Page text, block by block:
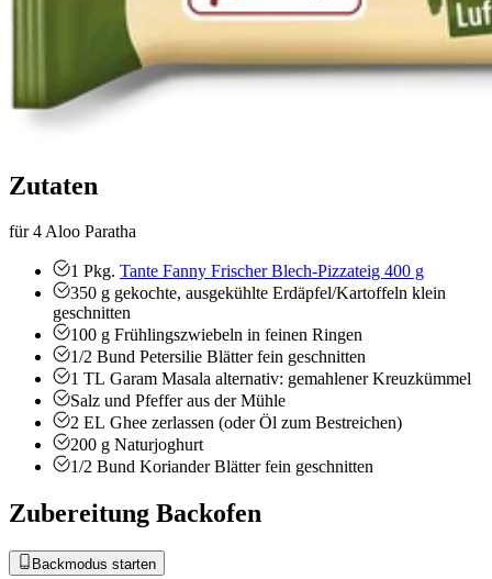
Zutaten
für 4 Aloo Paratha
1 Pkg. Tante Fanny Frischer Blech-Pizzateig 400 g
350 g gekochte, ausgekühlte Erdäpfel/Kartoffeln klein
geschnitten
100 g Frühlingszwiebeln in feinen Ringen
1/2 Bund Petersilie Blätter fein geschnitten
1 TL Garam Masala alternativ: gemahlener Kreuzkümmel
Salz und Pfeffer aus der Mühle
2 EL Ghee zerlassen (oder Öl zum Bestreichen)
200 g Naturjoghurt
1/2 Bund Koriander Blätter fein geschnitten
Zubereitung Backofen
Backmodus starten